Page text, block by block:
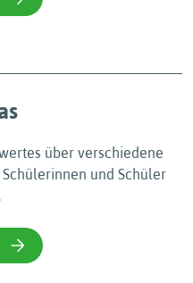
über verschiedene
und Schüler